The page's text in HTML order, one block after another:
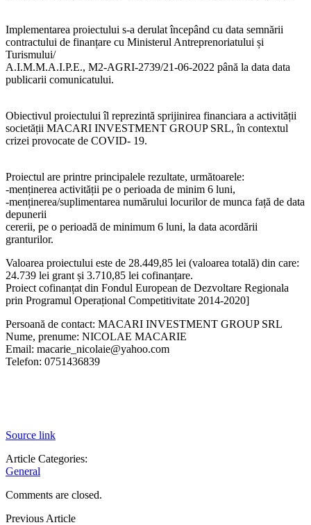
Implementarea proiectului s-a derulat începând cu data semnării
contractului de finanțare cu Ministerul Antreprenoriatului și
Turismului/
A.I.M.M.A.I.P.E., M2-AGRI-2739/21-06-2022 până la data data
publicarii comunicatului.
Obiectivul proiectului îl reprezintă sprijinirea financiara a activității
societății MACARI INVESTMENT GROUP SRL, în contextul
crizei provocate de COVID- 19.
Proiectul are printre principalele rezultate, următoarele:
-menținerea activității pe o perioada de minim 6 luni,
-menținerea/suplimentarea numărului locurilor de munca față de data
depunerii
cererii, pe o perioadă de minimum 6 luni, la data acordării
granturilor.
Valoarea proiectului este de 28.449,85 lei (valoarea totală) din care:
24.739 lei grant și 3.710,85 lei cofinanțare.
Proiect cofinanțat din Fondul European de Dezvoltare Regionala
prin Programul Operațional Competitivitate 2014-2020]
Persoană de contact: MACARI INVESTMENT GROUP SRL
Nume, prenume: NICOLAE MACARIE
Email: macarie_nicolaie@yahoo.com
Telefon: 0751436839
Source link
Article Categories:
General
Comments are closed.
Previous Article